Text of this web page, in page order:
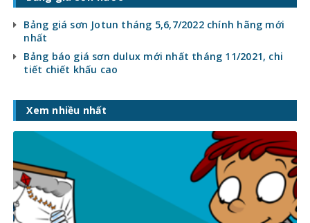
Bảng giá sơn Jotun tháng 5,6,7/2022 chính hãng mới
nhất
Bảng báo giá sơn dulux mới nhất tháng 11/2021, chi
tiết chiết khấu cao
Xem nhiều nhất